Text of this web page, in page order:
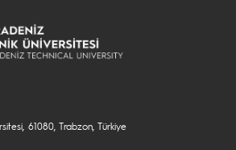
61080, Trabzon, Türkiye